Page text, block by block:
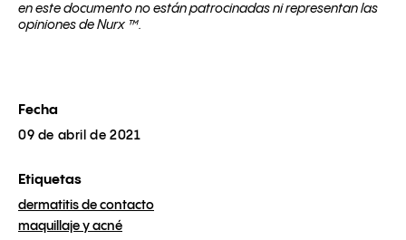
en este documento no están patrocinadas ni representan las
opiniones de Nurx ™.
Fecha
09 de abril de 2021
Etiquetas
dermatitis de contacto
maquillaje y acné